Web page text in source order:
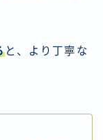
と、より丁寧な